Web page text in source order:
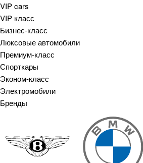
VIP cars
VIP класс
Бизнес-класс
Люксовые автомобили
Премиум-класс
Спорткары
Эконом-класс
Электромобили
Бренды